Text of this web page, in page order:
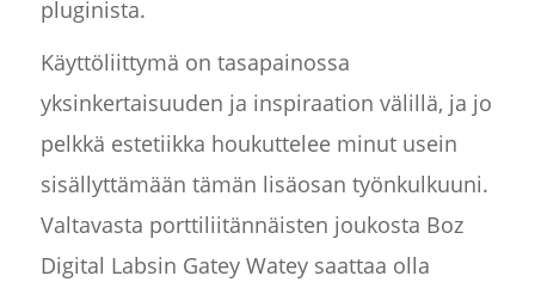
pluginista.
Käyttöliittymä on tasapainossa
yksinkertaisuuden ja inspiraation välillä, ja jo
pelkkä estetiikka houkuttelee minut usein
sisällyttämään tämän lisäosan työnkulkuuni.
Valtavasta porttiliitännäisten joukosta Boz
Digital Labsin Gatey Watey saattaa olla